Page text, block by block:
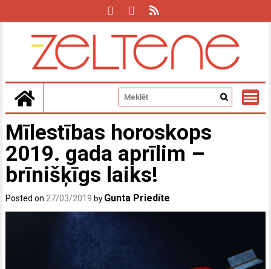
Mīlestības horoskops
2019. gada aprīlim –
brīnišķīgs laiks!
Posted on 27/03/2019 by Gunta Priedīte